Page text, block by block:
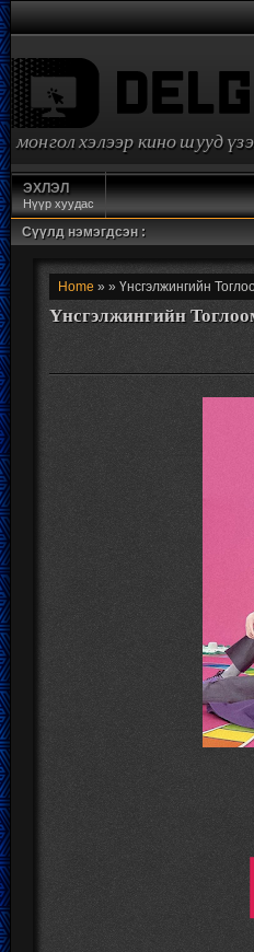
монгол хэлээр кино шууд
ЭХЛЭЛ
Нүүр хуудас
Сүүлд нэмэгдсэн :
Home » » Үнсгэлжингийн
Үнсгэлжингийн